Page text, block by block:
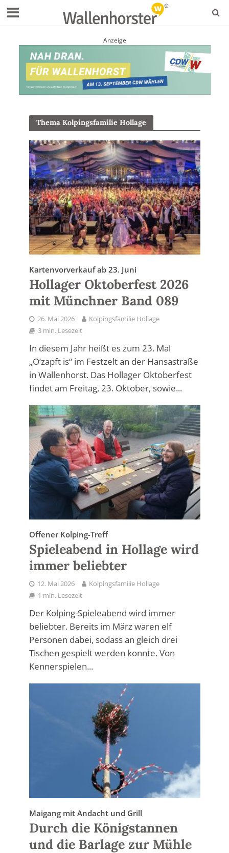
Anzeige
Thema Kolpingsfamilie Hollage
Kartenvorverkauf ab 23. Juni
Hollager Oktoberfest 2026
mit Münchner Band 089
26. Mai 2026
Kolpingsfamilie Hollage
3 min. Lesezeit
In diesem Jahr heißt es zum 23. Mal
„O’zapft is“ im Festzelt an der Hansastraße
in Wallenhorst. Das Hollager Oktoberfest
findet am Freitag, 23. Oktober, sowie...
Offener Kolping-Treff
Spieleabend in Hollage wird
immer beliebter
12. Mai 2026
Kolpingsfamilie Hollage
1 min. Lesezeit
Der Kolping-Spieleabend wird immer
beliebter. Bereits im März waren elf
Personen dabei, sodass an gleich drei
Tischen gespielt werden konnte. Von
Kennerspielen...
Maigang mit Andacht und Grill
Durch die Königstannen
und die Barlage zur Mühle